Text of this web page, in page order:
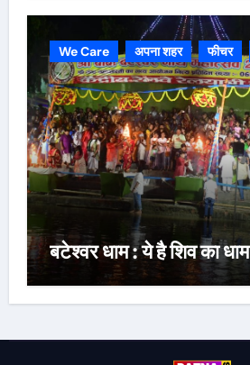
We Care अपना शहर फीचर
बटेश्वर धाम : ये है शिव का धाम